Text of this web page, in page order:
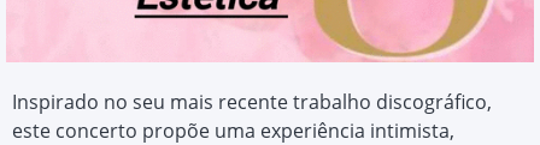
Inspirado no seu mais recente trabalho discográfico,
este concerto propõe uma experiência intimista,